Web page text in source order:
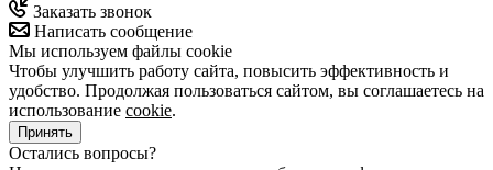
Заказать звонок
Написать сообщение
Мы используем файлы cookie
Чтобы улучшить работу сайта, повысить эффективность и
удобство. Продолжая пользоваться сайтом, вы соглашаетесь на
использование cookie.
Принять
Остались вопросы?